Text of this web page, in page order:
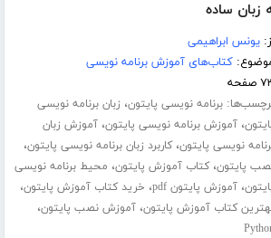
زبان ساده
یونس ابراهیمی
کتاب‌های آموزش برنامه نویسی
برنامه نویسی پایتون، زبان برنامه نویسی
،آموزش برنامه نویسی پایتون،آموزش زبان
نویسی پایتون،کاربرد زبان برنامه نویسی پایتون،
پایتون،کتاب آموزش پایتون، محیط برنامه نویسی
،آموزش پایتون pdf ، خرید کتاب آموزش پایتون،
کتاب آموزش پایتون،آموزش نصب پایتون،